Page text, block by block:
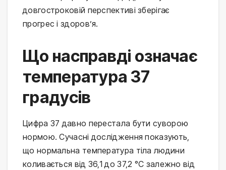
довгостроковій перспективі зберігає
прогрес і здоров’я.
Що насправді означає
температура 37
градусів
Цифра 37 давно перестала бути суворою
нормою. Сучасні дослідження показують,
що нормальна температура тіла людини
коливається від 36,1 до 37,2 °C залежно від